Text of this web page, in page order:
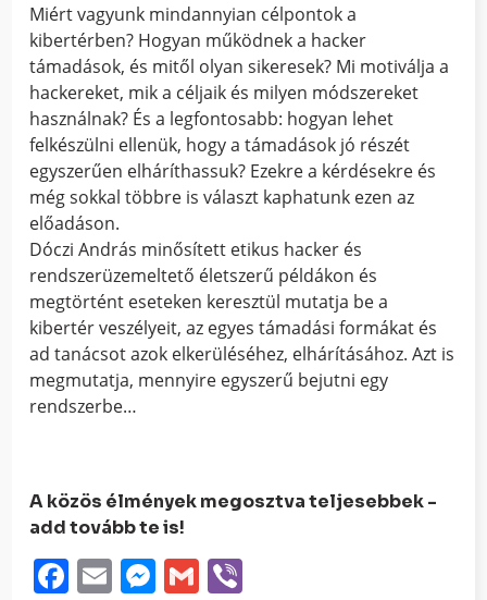
Miért vagyunk mindannyian célpontok a
kibertérben? Hogyan működnek a hacker
támadások, és mitől olyan sikeresek? Mi motiválja a
hackereket, mik a céljaik és milyen módszereket
használnak? És a legfontosabb: hogyan lehet
felkészülni ellenük, hogy a támadások jó részét
egyszerűen elháríthassuk? Ezekre a kérdésekre és
még sokkal többre is választ kaphatunk ezen az
előadáson.
Dóczi András minősített etikus hacker és
rendszerüzemeltető életszerű példákon és
megtörtént eseteken keresztül mutatja be a
kibertér veszélyeit, az egyes támadási formákat és
ad tanácsot azok elkerüléséhez, elhárításához. Azt is
megmutatja, mennyire egyszerű bejutni egy
rendszerbe…
A közös élmények megosztva teljesebbek -
add tovább te is!
Facebook
EmailMessenger
Gmail